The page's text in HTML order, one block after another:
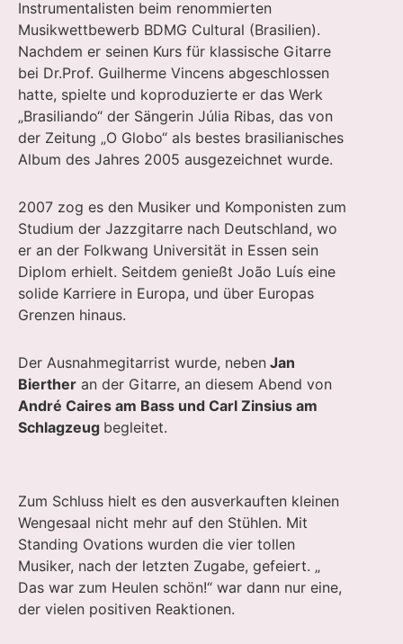
Instrumentalisten beim renommierten
Musikwettbewerb BDMG Cultural (Brasilien).
Nachdem er seinen Kurs für klassische Gitarre
bei Dr.Prof. Guilherme Vincens abgeschlossen
hatte, spielte und koproduzierte er das Werk
„Brasiliando“ der Sängerin Júlia Ribas, das von
der Zeitung „O Globo“ als bestes brasilianisches
Album des Jahres 2005 ausgezeichnet wurde.
2007 zog es den Musiker und Komponisten zum
Studium der Jazzgitarre nach Deutschland, wo
er an der Folkwang Universität in Essen sein
Diplom erhielt. Seitdem genießt João Luís eine
solide Karriere in Europa, und über Europas
Grenzen hinaus.
Der Ausnahmegitarrist wurde, neben Jan
Bierther an der Gitarre, an diesem Abend von
André Caires am Bass und Carl Zinsius am
Schlagzeug begleitet.
Zum Schluss hielt es den ausverkauften kleinen
Wengesaal nicht mehr auf den Stühlen. Mit
Standing Ovations wurden die vier tollen
Musiker, nach der letzten Zugabe, gefeiert. „
Das war zum Heulen schön!“ war dann nur eine,
der vielen positiven Reaktionen.